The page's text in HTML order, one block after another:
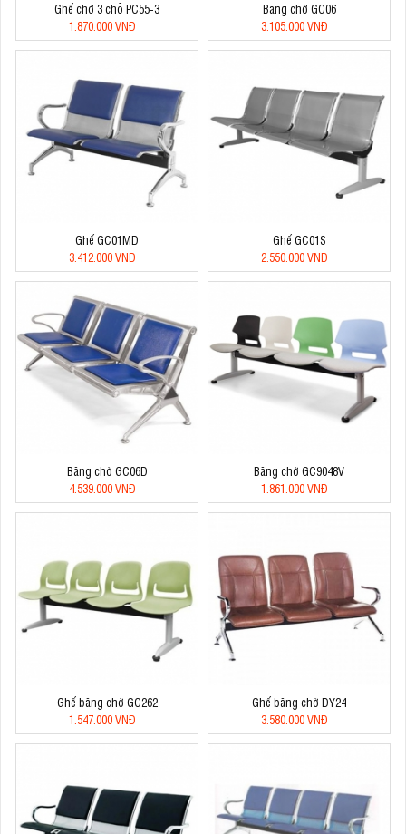
Ghế chờ 3 chỗ PC55-3
1.870.000 VNĐ
Băng chờ GC06
3.105.000 VNĐ
Ghế GC01MD
3.412.000 VNĐ
Ghế GC01S
2.550.000 VNĐ
Băng chờ GC06D
4.539.000 VNĐ
Băng chờ GC9048V
1.861.000 VNĐ
Ghế băng chờ GC262
1.547.000 VNĐ
Ghế băng chờ DY24
3.580.000 VNĐ